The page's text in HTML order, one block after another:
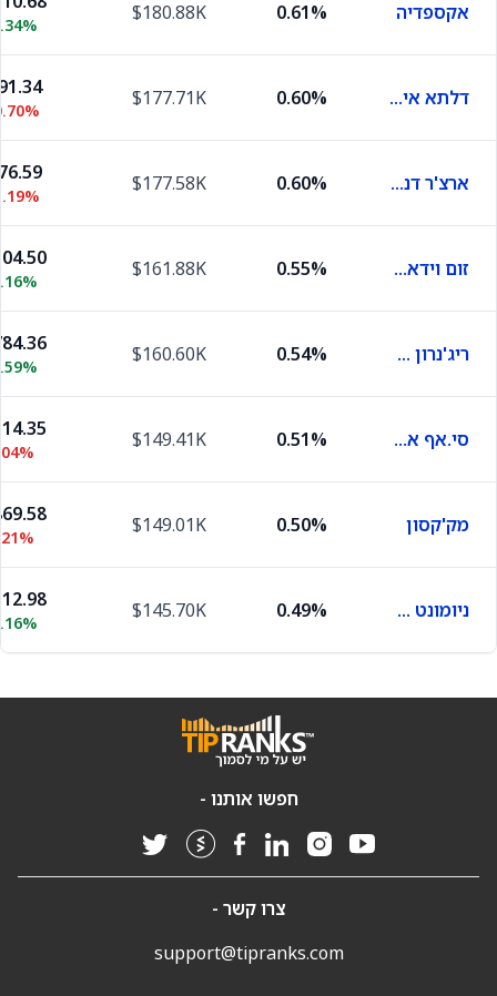
אקספדיה 0.61%
$180.88K
דלתא איירליינס 0.60%
$177.71K
ארצ'ר דניאלס מידלנד 0.60%
$177.58K
זום וידאו קומוניקיישנס 0.55%
$161.88K
ריג'נרון פרמצבטיקה 0.54%
$160.60K
סי.אף אינדסטריז הולדינגס 0.51%
$149.41K
מק'קסון 0.50%
$149.01K
ניומונט מיינינג 0.49%
$145.70K
חפשו אותנו -
צרו קשר -
support@tipranks.com